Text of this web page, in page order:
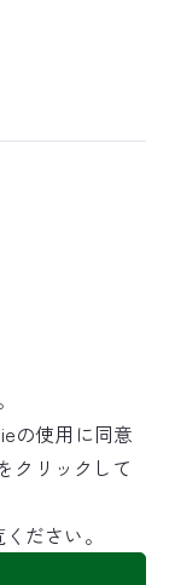
の使用に同意
クリックして
ださい。